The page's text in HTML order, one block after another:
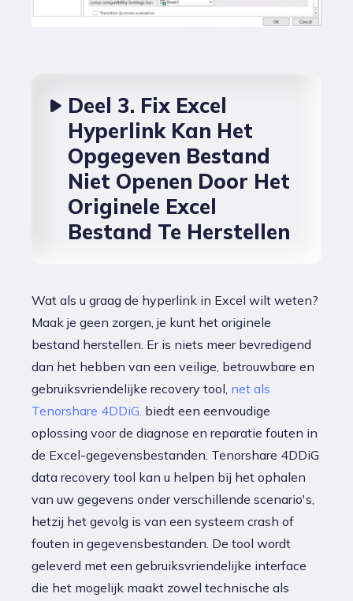
Deel 3. Fix Excel
Hyperlink Kan Het
Opgegeven Bestand
Niet Openen Door Het
Originele Excel
Bestand Te Herstellen
Wat als u graag de hyperlink in Excel wilt weten?
Maak je geen zorgen, je kunt het originele
bestand herstellen. Er is niets meer bevredigend
dan het hebben van een veilige, betrouwbare en
gebruiksvriendelijke recovery tool, net als
Tenorshare 4DDiG. biedt een eenvoudige
oplossing voor de diagnose en reparatie fouten in
de Excel-gegevensbestanden. Tenorshare 4DDiG
data recovery tool kan u helpen bij het ophalen
van uw gegevens onder verschillende scenario's,
hetzij het gevolg is van een systeem crash of
fouten in gegevensbestanden. De tool wordt
geleverd met een gebruiksvriendelijke interface
die het mogelijk maakt zowel technische als